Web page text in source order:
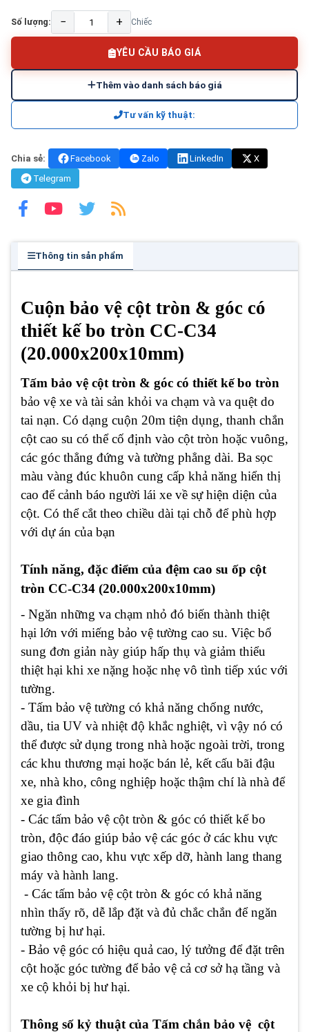
Số lượng: − + Chiếc
YÊU CẦU BÁO GIÁ
Thêm vào danh sách báo giá
Tư vấn kỹ thuật:
Chia sẻ: Facebook Zalo LinkedIn
X
Telegram
Thông tin sản phẩm
Cuộn bảo vệ cột tròn & góc có
thiết kế bo tròn CC-C34
(20.000x200x10mm)
Tấm bảo vệ cột tròn & góc có thiết kế bo tròn
bảo vệ xe và tài sản khỏi va chạm và va quệt do
tai nạn. Có dạng cuộn 20m tiện dụng, thanh chắn
cột cao su có thể cố định vào cột tròn hoặc vuông,
các góc thẳng đứng và tường phẳng dài. Ba sọc
màu vàng đúc khuôn cung cấp khả năng hiển thị
cao để cảnh báo người lái xe về sự hiện diện của
cột. Có thể cắt theo chiều dài tại chỗ để phù hợp
với dự án của bạn
Tính năng, đặc điểm của đệm cao su ốp cột
tròn CC-C34 (20.000x200x10mm)
- Ngăn những va chạm nhỏ đó biến thành thiệt
hại lớn với miếng bảo vệ tường cao su. Việc bổ
sung đơn giản này giúp hấp thụ và giảm thiểu
thiệt hại khi xe nặng hoặc nhẹ vô tình tiếp xúc với
tường.
- Tấm bảo vệ tường có khả năng chống nước,
dầu, tia UV và nhiệt độ khắc nghiệt, vì vậy nó có
thể được sử dụng trong nhà hoặc ngoài trời, trong
các khu thương mại hoặc bán lẻ, kết cấu bãi đậu
xe, nhà kho, công nghiệp hoặc thậm chí là nhà để
xe gia đình
- Các tấm bảo vệ cột tròn & góc có thiết kế bo
tròn, độc đáo giúp bảo vệ các góc ở các khu vực
giao thông cao, khu vực xếp dỡ, hành lang thang
máy và hành lang.
- Các tấm bảo vệ cột tròn & góc có khả năng
nhìn thấy rõ, dễ lắp đặt và đủ chắc chắn để ngăn
tường bị hư hại.
- Bảo vệ góc có hiệu quả cao, lý tưởng để đặt trên
cột hoặc góc tường để bảo vệ cả cơ sở hạ tầng và
xe cộ khỏi bị hư hại.
Thông số kỷ thuật của Tấm chắn bảo vệ cột